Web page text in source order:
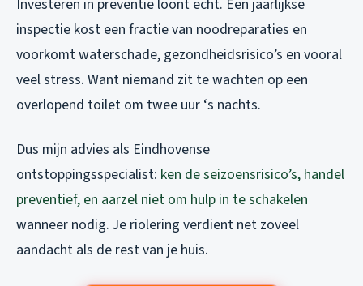
Investeren in preventie loont echt. Een jaarlijkse
inspectie kost een fractie van noodreparaties en
voorkomt waterschade, gezondheidsrisico’s en vooral
veel stress. Want niemand zit te wachten op een
overlopend toilet om twee uur ‘s nachts.
Dus mijn advies als Eindhovense
ontstoppingsspecialist: ken de seizoensrisico’s, handel
preventief, en aarzel niet om hulp in te schakelen
wanneer nodig. Je riolering verdient net zoveel
aandacht als de rest van je huis.